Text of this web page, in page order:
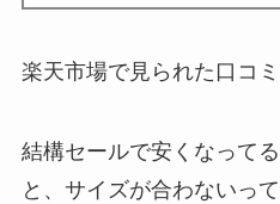
楽天市場で見られた口コミ
結構セールで安くなって
と、サイズが合わないっ